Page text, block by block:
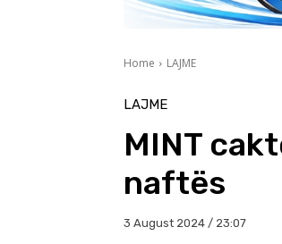
Home LAJME
LAJME
MINT
naftës
3 August 2024 / 23:07